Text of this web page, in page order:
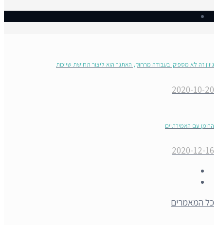
גיוון זה לא מספיק. בעבודה מרחוק, האתגר הוא ליצור תחושת שייכות
2020-10-20
הרומן עם האמירתיים
2020-12-16
כל המאמרים